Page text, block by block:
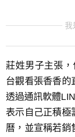
我
莊姓男子主張
台觀看張香香的
透過通訊軟體
表示自己正積極
曆，並宣稱若銷